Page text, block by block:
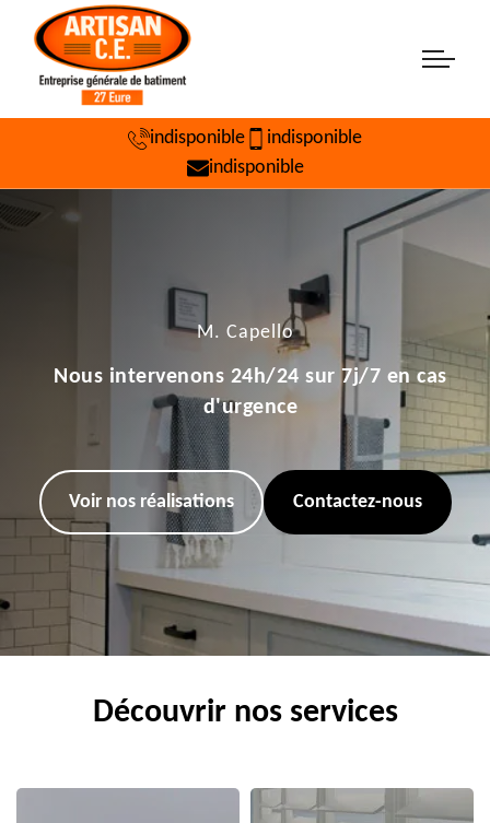
indisponible
indisponible
indisponible
M. Capello
Nous intervenons 24h/24 sur 7j/7 en cas
d'urgence
Voir nos réalisations Contactez-nous
Découvrir nos services